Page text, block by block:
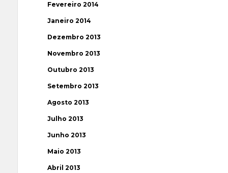
Fevereiro 2014
Janeiro 2014
Dezembro 2013
Novembro 2013
Outubro 2013
Setembro 2013
Agosto 2013
Julho 2013
Junho 2013
Maio 2013
Abril 2013